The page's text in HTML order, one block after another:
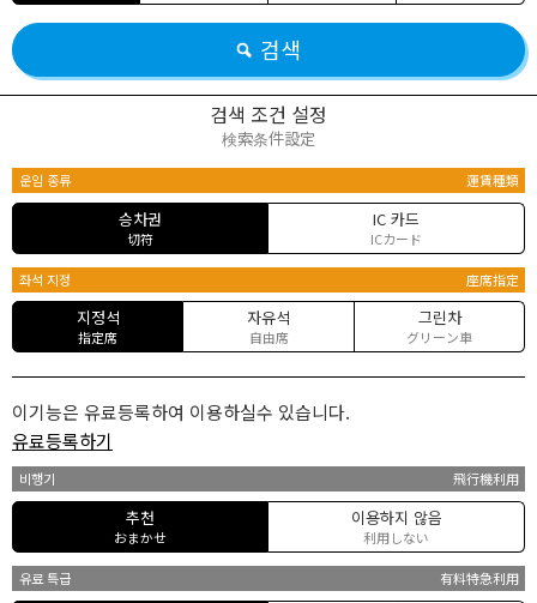
검색
검색 조건 설정
検索条件設定
운임 종류 運賃種類
승차권
切符
IC 카드
ICカード
좌석 지정 座席指定
지정석
指定席
자유석
自由席
그린차
グリーン車
이기능은 유료등록하여 이용하실수 있습니다.
유료등록하기
비행기 飛行機利用
추천
おまかせ
이용하지 않음
利用しない
유료 특급 有料特急利用